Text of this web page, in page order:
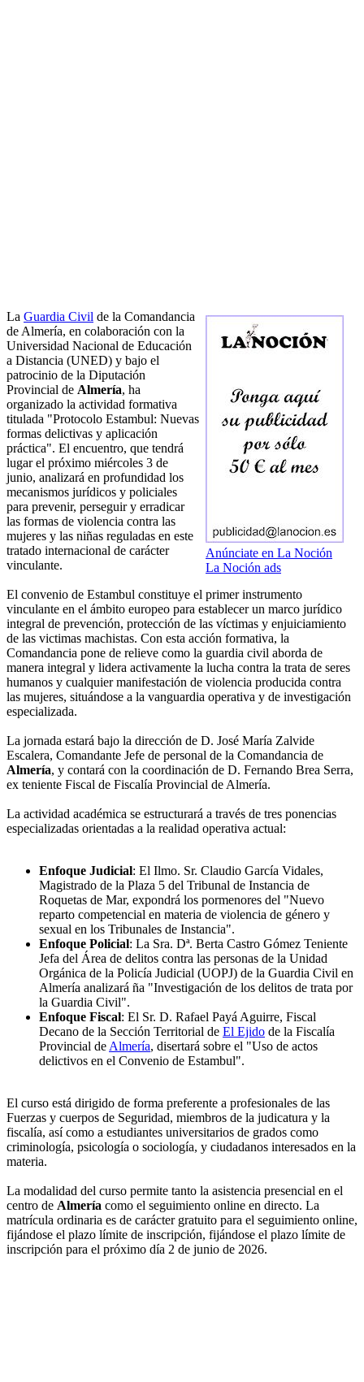
Anúnciate en La Noción
La Noción ads
La Guardia Civil de la Comandancia
de Almería, en colaboración con la
Universidad Nacional de Educación
a Distancia (UNED) y bajo el
patrocinio de la Diputación
Provincial de Almería, ha
organizado la actividad formativa
titulada "Protocolo Estambul: Nuevas
formas delictivas y aplicación
práctica". El encuentro, que tendrá
lugar el próximo miércoles 3 de
junio, analizará en profundidad los
mecanismos jurídicos y policiales
para prevenir, perseguir y erradicar
las formas de violencia contra las
mujeres y las niñas reguladas en este
tratado internacional de carácter
vinculante.
El convenio de Estambul constituye el primer instrumento
vinculante en el ámbito europeo para establecer un marco jurídico
integral de prevención, protección de las víctimas y enjuiciamiento
de las victimas machistas. Con esta acción formativa, la
Comandancia pone de relieve como la guardia civil aborda de
manera integral y lidera activamente la lucha contra la trata de seres
humanos y cualquier manifestación de violencia producida contra
las mujeres, situándose a la vanguardia operativa y de investigación
especializada.
La jornada estará bajo la dirección de D. José María Zalvide
Escalera, Comandante Jefe de personal de la Comandancia de
Almería, y contará con la coordinación de D. Fernando Brea Serra,
ex teniente Fiscal de Fiscalía Provincial de Almería.
La actividad académica se estructurará a través de tres ponencias
especializadas orientadas a la realidad operativa actual:
Enfoque Judicial: El Ilmo. Sr. Claudio García Vidales,
Magistrado de la Plaza 5 del Tribunal de Instancia de
Roquetas de Mar, expondrá los pormenores del "Nuevo
reparto competencial en materia de violencia de género y
sexual en los Tribunales de Instancia".
Enfoque Policial: La Sra. Dª. Berta Castro Gómez Teniente
Jefa del Área de delitos contra las personas de la Unidad
Orgánica de la Policía Judicial (UOPJ) de la Guardia Civil en
Almería analizará ña "Investigación de los delitos de trata por
la Guardia Civil".
Enfoque Fiscal: El Sr. D. Rafael Payá Aguirre, Fiscal
Decano de la Sección Territorial de El Ejido de la Fiscalía
Provincial de Almería, disertará sobre el "Uso de actos
delictivos en el Convenio de Estambul".
El curso está dirigido de forma preferente a profesionales de las
Fuerzas y cuerpos de Seguridad, miembros de la judicatura y la
fiscalía, así como a estudiantes universitarios de grados como
criminología, psicología o sociología, y ciudadanos interesados en la
materia.
La modalidad del curso permite tanto la asistencia presencial en el
centro de Almería como el seguimiento online en directo. La
matrícula ordinaria es de carácter gratuito para el seguimiento online,
fijándose el plazo límite de inscripción, fijándose el plazo límite de
inscripción para el próximo día 2 de junio de 2026.